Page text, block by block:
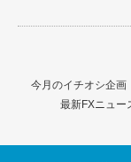
今月のイチオシ企画
最新FXニュー